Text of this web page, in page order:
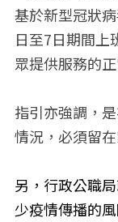
基於新型冠狀
日至7日期間上
眾提供服務的
指引亦強調，
情況，必須留
另，行政公職
少疫情傳播的